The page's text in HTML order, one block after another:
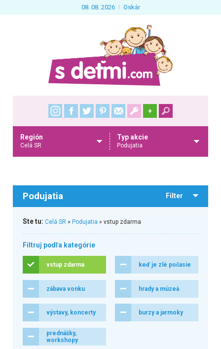
08. 08. 2026 Oskár
+
Región
Celá SR
Typ akcie
Podujatia
Podujatia Filter
Ste tu: Celá SR» Podujatia » vstup zdarma
Filtruj podľa kategórie
vstup zdarma keď je zlé počasie
zábava vonku hrady a múzeá
výstavy, koncerty burzy a jarmoky
prednášky,
workshopy